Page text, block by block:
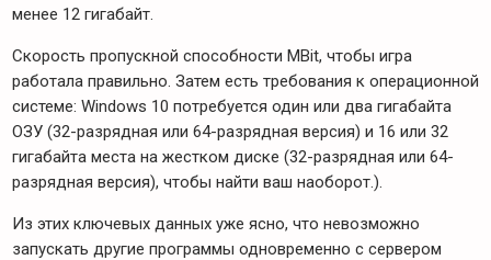
менее 12 гигабайт.
Скорость пропускной способности MBit, чтобы игра
работала правильно. Затем есть требования к операционной
системе: Windows 10 потребуется один или два гигабайта
ОЗУ (32-разрядная или 64-разрядная версия) и 16 или 32
гигабайта места на жестком диске (32-разрядная или 64-
разрядная версия), чтобы найти ваш наоборот.).
Из этих ключевых данных уже ясно, что невозможно
запускать другие программы одновременно с сервером